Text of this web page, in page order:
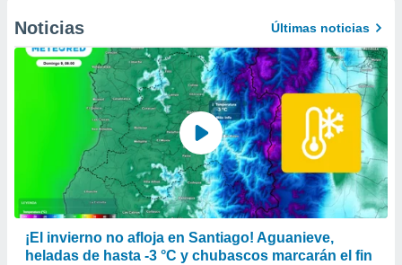
Noticias Últimas noticias
¡El invierno no afloja en Santiago! Aguanieve,
heladas de hasta -3 °C y chubascos marcarán el fin